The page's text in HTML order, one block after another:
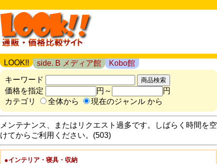
LOOK!! side. B メディア館
Kobo館
キーワード
価格を指定
円～
円
カテゴリ
全体から 現在のジャンル から
メンテナンス、またはリクエスト過多です。しばらく時間を空
けてからご利用ください。(503)
●インテリア・寝具・収納